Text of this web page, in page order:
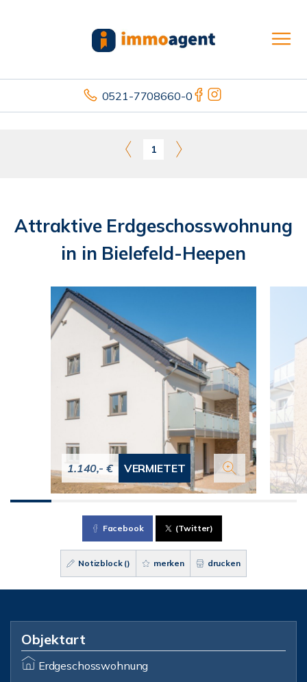
0521-7708660-0
1
Attraktive Erdgeschosswohnung
in in Bielefeld-Heepen
1.140,- € VERMIETET
Facebook (Twitter)
Notizblock () merken drucken
Objektart
Erdgeschosswohnung